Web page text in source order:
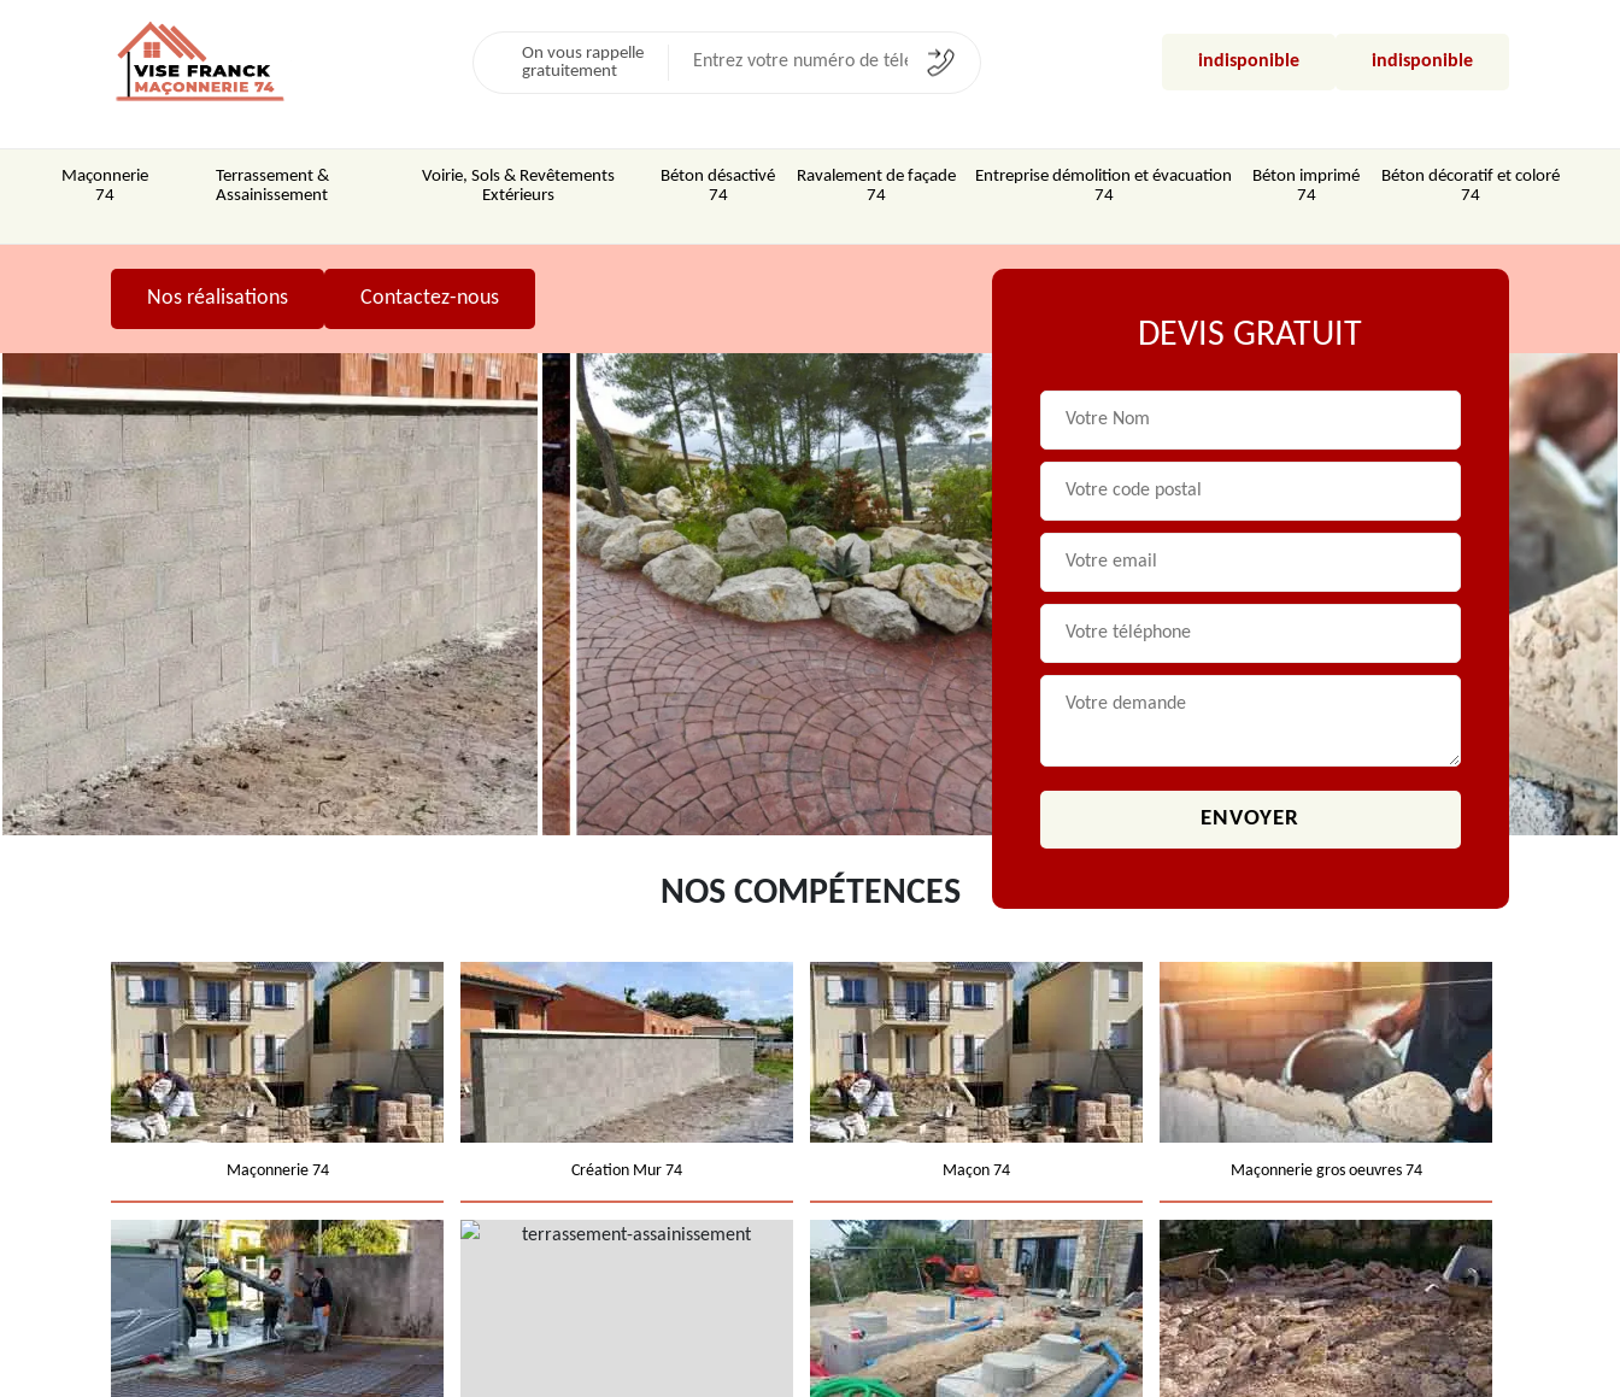
On vous rappelle
gratuitement
indisponible indisponible
Maçonnerie
74
Terrassement &
Assainissement
Voirie, Sols & Revêtements
Extérieurs
Béton désactivé
74
Ravalement de façade
74
Entreprise démolition et évacuation
74
Béton imprimé
74
Béton décoratif et coloré
74
Nos réalisations Contactez-nous
DEVIS GRATUIT
NOS COMPÉTENCES
Maçonnerie 74 Création Mur 74 Maçon 74 Maçonnerie gros oeuvres 74